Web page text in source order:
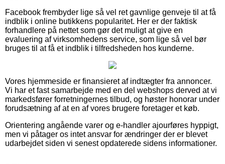
Facebook frembyder lige så vel ret gavnlige genveje til at få
indblik i online butikkens popularitet. Her er der faktisk
forhandlere på nettet som gør det muligt at give en
evaluering af virksomhedens service, som lige så vel bør
bruges til at få et indblik i tilfredsheden hos kunderne.
Vores hjemmeside er finansieret af indtægter fra annoncer.
Vi har et fast samarbejde med en del webshops derved at vi
markedsfører forretningernes tilbud, og høster honorar under
forudsætning af at en af vores brugere foretager et køb.
Orientering angående varer og e-handler ajourføres hyppigt,
men vi påtager os intet ansvar for ændringer der er blevet
udarbejdet siden vi senest opdaterede sidens informationer.